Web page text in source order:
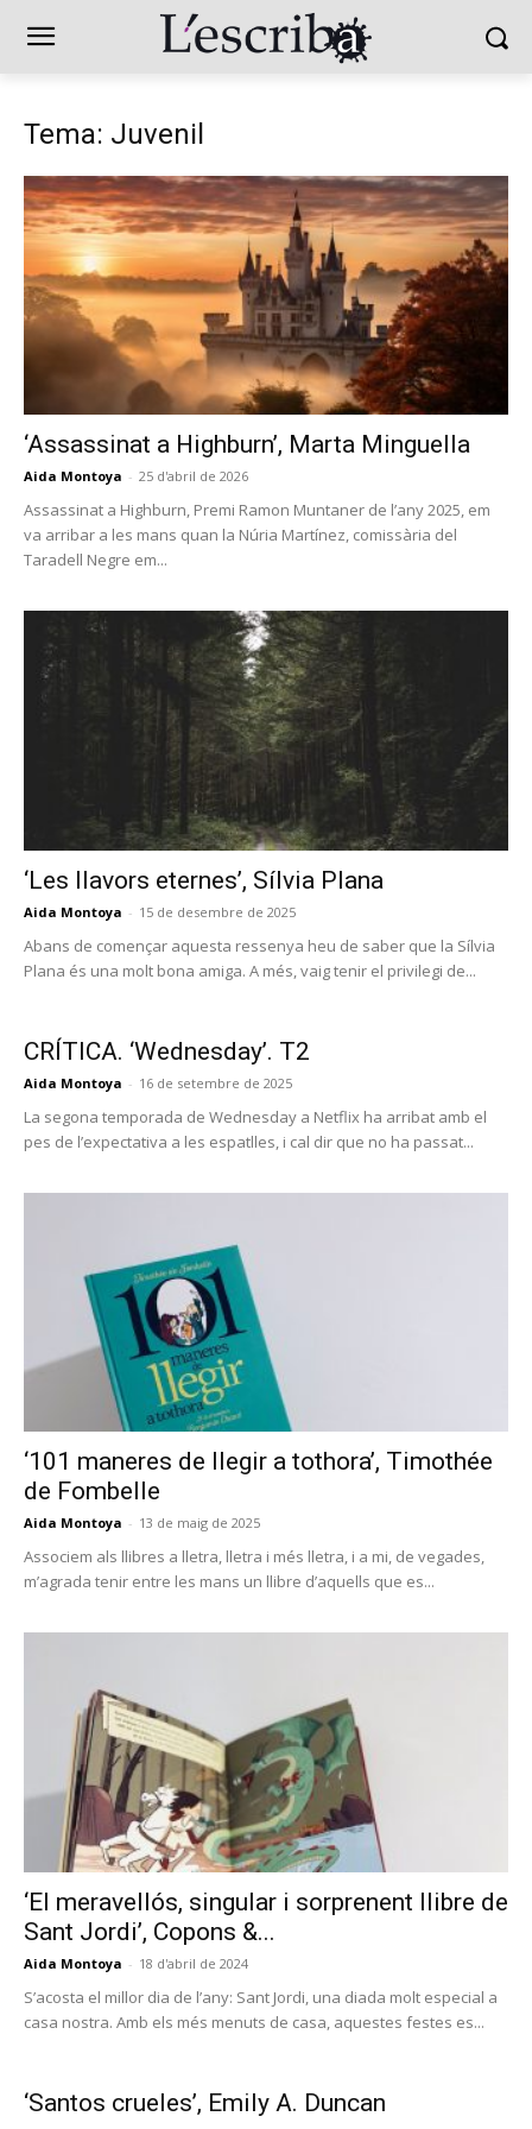
Tema: Juvenil
‘Assassinat a Highburn’, Marta Minguella
Aida Montoya - 25 d'abril de 2026
Assassinat a Highburn, Premi Ramon Muntaner de l’any 2025, em
va arribar a les mans quan la Núria Martínez, comissària del
Taradell Negre em...
‘Les llavors eternes’, Sílvia Plana
Aida Montoya - 15 de desembre de 2025
Abans de començar aquesta ressenya heu de saber que la Sílvia
Plana és una molt bona amiga. A més, vaig tenir el privilegi de...
CRÍTICA. ‘Wednesday’. T2
Aida Montoya - 16 de setembre de 2025
La segona temporada de Wednesday a Netflix ha arribat amb el
pes de l’expectativa a les espatlles, i cal dir que no ha passat...
‘101 maneres de llegir a tothora’, Timothée
de Fombelle
Aida Montoya - 13 de maig de 2025
Associem als llibres a lletra, lletra i més lletra, i a mi, de vegades,
m’agrada tenir entre les mans un llibre d’aquells que es...
‘El meravellós, singular i sorprenent llibre de
Sant Jordi’, Copons &...
Aida Montoya - 18 d'abril de 2024
S’acosta el millor dia de l’any: Sant Jordi, una diada molt especial a
casa nostra. Amb els més menuts de casa, aquestes festes es...
‘Santos crueles’, Emily A. Duncan